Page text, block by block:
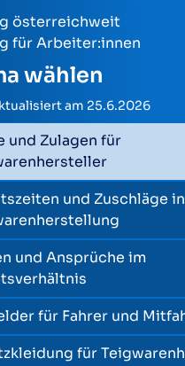
österreichweit
für Arbeiter:innen
wählen
am 25.6.2026
und Zulagen für
und Zuschläge
und Ansprüche im
für Fahrer und
für